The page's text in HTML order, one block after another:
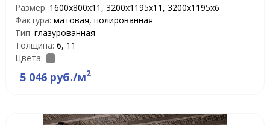
Размер: 1600х800х11, 3200х1195х11, 3200х1195х6
Фактура: матовая, полированная
Тип: глазурованная
Толщина: 6, 11
Цвета:
5 046 руб./м2